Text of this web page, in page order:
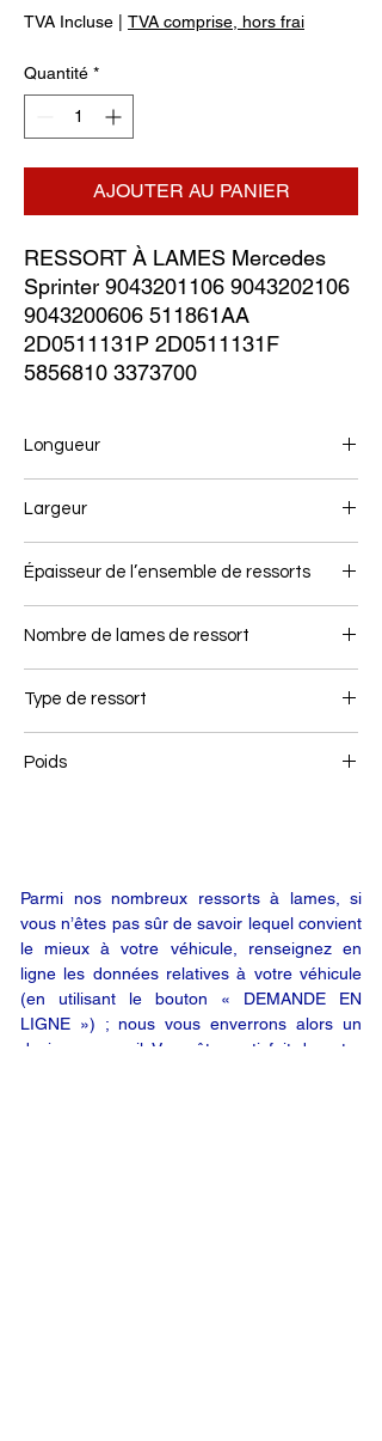
TVA Incluse TVA comprise, hors frai
Quantité *
AJOUTER AU PANIER
RESSORT À LAMES Mercedes
Sprinter 9043201106 9043202106
9043200606 511861AA
2D0511131P 2D0511131F
5856810 3373700
Longueur
Largeur
Épaisseur de l’ensemble de ressorts
Nombre de lames de ressort
Type de ressort
Poids
Parmi nos nombreux ressorts à lames, si
vous n’êtes pas sûr de savoir lequel convient
le mieux à votre véhicule, renseignez en
ligne les données relatives à votre véhicule
(en utilisant le bouton « DEMANDE EN
LIGNE ») ; nous vous enverrons alors un
devis par e-mail. Vous êtes satisfait de notre